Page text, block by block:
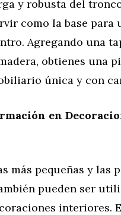
y robusta del
como la base para
Agregando una
obtienes una
única y con
en
más pequeñas y las
pueden ser
interiores.